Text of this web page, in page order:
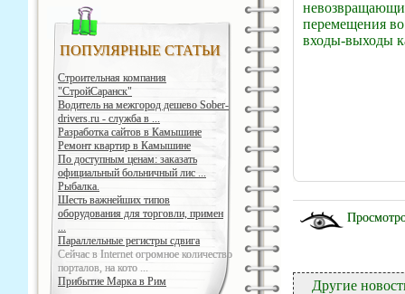
ПОПУЛЯРНЫЕ СТАТЬИ
Строительная компания
"СтройСаранск"
Водитель на межгород дешево Sober-
drivers.ru - служба в ...
Разработка сайтов в Камышине
Ремонт квартир в Камышине
По доступным ценам: заказать
официальный больничный лис ...
Рыбалка.
Шесть важнейших типов
оборудования для торговли, примен
...
Параллельные регистры сдвига
Сейчас в Internet огромное количество
порталов, на кото ...
Прибытие Марка в Рим
перемещения
входы-выходы
Другие